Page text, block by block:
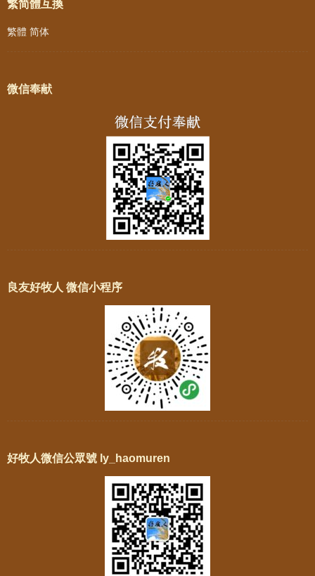
繁简體互換
繁體 简体
微信奉献
良友好牧人 微信小程序
好牧人微信公眾號 ly_haomuren